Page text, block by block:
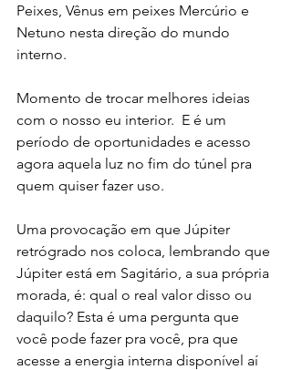
Peixes, Vênus em peixes Mercúrio e
Netuno nesta direção do mundo
interno.
Momento de trocar melhores ideias
com o nosso eu interior.  E é um
período de oportunidades e acesso
agora aquela luz no fim do túnel pra
quem quiser fazer uso.
Uma provocação em que Júpiter
retrógrado nos coloca, lembrando que
Júpiter está em Sagitário, a sua própria
morada, é: qual o real valor disso ou
daquilo? Esta é uma pergunta que
você pode fazer pra você, pra que
acesse a energia interna disponível aí